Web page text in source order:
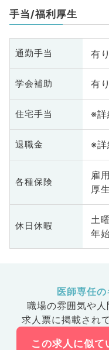
透析科
循環器
内科、
腺外科
科、基
ーツ整
産業医
手当/福利厚生
通勤手当 有り
学会補助 有り
住宅手当 ※詳
退職金 ※詳
各種保険
雇
厚
休日休暇
土
年
医師専任
職場の雰囲気や人
求人票に掲載され
この求人に似て